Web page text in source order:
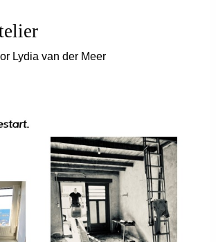
Lydia van der Meer